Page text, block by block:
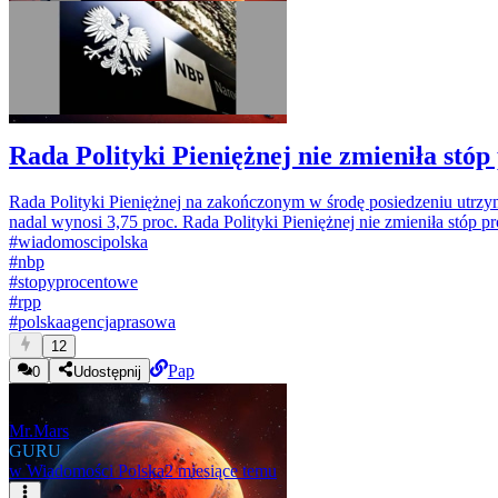
Rada Polityki Pieniężnej nie zmieniła
Rada Polityki Pieniężnej na zakończonym w środę posiedzeniu
nadal wynosi 3,75 proc. Rada Polityki Pieniężnej nie zmieniła stóp
#wiadomoscipolska
#nbp
#stopyprocentowe
#rpp
#polskaagencjaprasowa
12
0
Udostępnij Pap
Mr.Mars
GURU
w Wiadomości Polska2 miesiące temu